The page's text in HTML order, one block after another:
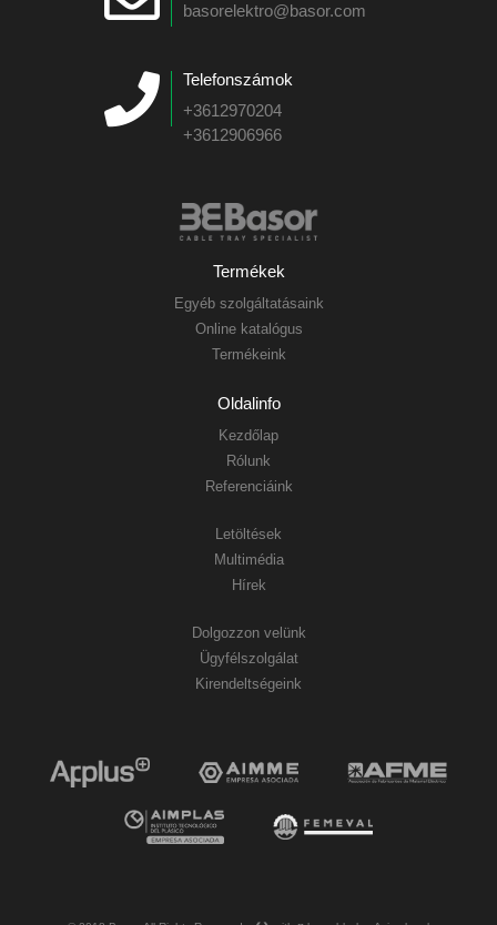
basorelektro@basor.com
Telefonszámok
+3612970204
+3612906966
Termékek
Egyéb szolgáltatásaink
Online katalógus
Termékeink
Oldalinfo
Kezdőlap
Rólunk
Referenciáink
Letöltések
Multimédia
Hírek
Dolgozzon velünk
Ügyfélszolgálat
Kirendeltségeink